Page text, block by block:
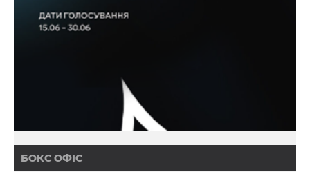
БОКС ОФІС